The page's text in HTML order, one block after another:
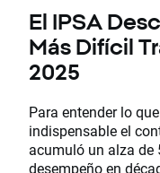
El IPSA
Más Difícil
2025
Para entender lo
indispensable el
acumuló un alza de
desempeño en